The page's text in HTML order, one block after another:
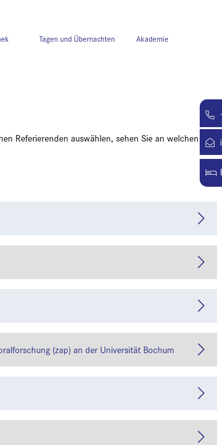
Tagen und Übernachten Akademie
Referierenden auswählen, sehen Sie an welchen
(zap) an der Universität Bochum